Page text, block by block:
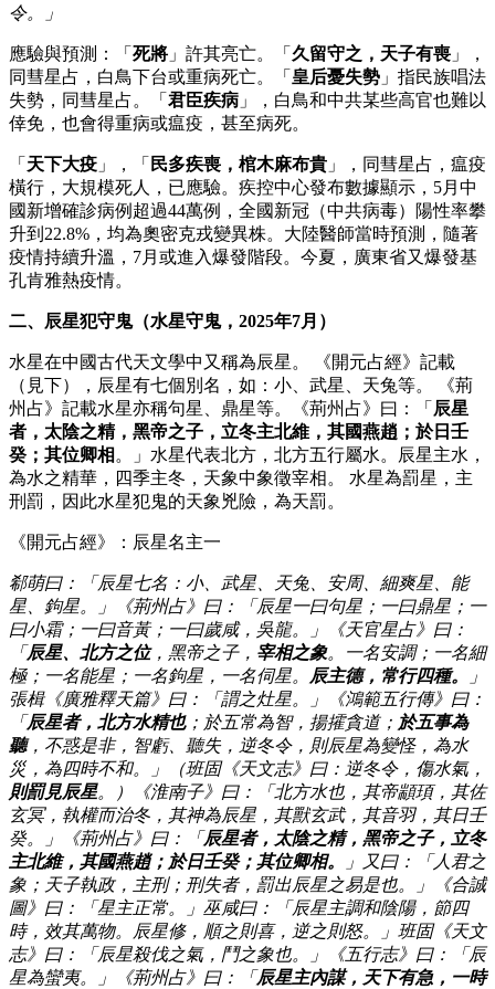
令。」
應驗與預測：「 死將 」許其亮亡。「 久留守之，天子有喪 」，
同彗星占，白鳥下台或重病死亡。「 皇后憂失勢 」指民族唱法
失勢，同彗星占。「 君臣疾病 」，白鳥和中共某些高官也難以
倖免，也會得重病或瘟疫，甚至病死。
「 天下大疫 」，「 民多疾喪，棺木麻布貴 」，同彗星占，瘟疫
橫行，大規模死人，已應驗。疾控中心發布數據顯示，5月中
國新增確診病例超過44萬例，全國新冠（中共病毒）陽性率攀
升到22.8%，均為奧密克戎變異株。大陸醫師當時預測，隨著
疫情持續升溫，7月或進入爆發階段。今夏，廣東省又爆發基
孔肯雅熱疫情。
二、辰星犯守鬼（水星守鬼，2025年7月）
水星在中國古代天文學中又稱為辰星。 《開元占經》記載
（見下），辰星有七個別名，如：小、武星、天兔等。 《荊
州占》記載水星亦稱句星、鼎星等。《荊州占》曰：「 辰星
者，太陰之精，黑帝之子，立冬主北維，其國燕趙；於日壬
癸；其位卿相 。」水星代表北方，北方五行屬水。辰星主水，
為水之精華，四季主冬，天象中象徵宰相。 水星為罰星，主
刑罰，因此水星犯鬼的天象兇險，為天罰。
《開元占經》：辰星名主一
郗萌曰：「辰星七名：小、武星、天兔、安周、細爽星、能
星、鉤星。」《荊州占》曰：「辰星一曰句星；一曰鼎星；一
曰小霜；一曰音黃；一曰歲咸，吳龍。」《天官星占》曰：
「 辰星、北方之位，黑帝之子， 宰相之象。一名安調；一名細
極；一名能星；一名鉤星，一名伺星。
辰主德，常行四種。
」
張楫《廣雅釋天篇》曰：「謂之灶星。」《鴻範五行傳》曰：
「 辰星者，北方水精也；於五常為智，揚攉貪道； 於五事為
聽，不惑是非，智虧、聽失，逆冬令，則辰星為變怪，為水
災，為四時不和。」（班固《天文志》曰：逆冬令，傷水氣，
則罰見辰星。）《淮南子》曰：「北方水也，其帝顓頊，其佐
玄冥，執權而治冬，其神為辰星，其獸玄武，其音羽，其日壬
癸。」《荊州占》曰：「 辰星者，太陰之精，黑帝之子，立冬
主北維，其國燕趙；於日壬癸；其位卿相。
」又曰：「人君之
象；天子執政，主刑；刑失者，罰出辰星之易是也。」《合誠
圖》曰：「星主正常。」巫咸曰：「辰星主調和陰陽，節四
時，效其萬物。辰星修，順之則喜，逆之則怒。」班固《天文
志》曰：「辰星殺伐之氣，鬥之象也。」《五行志》曰：「辰
星為蠻夷。」《荊州占》曰：「 辰星主內謀，天下有急，一時